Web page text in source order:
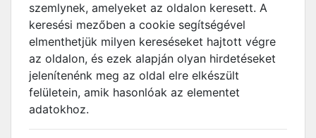
szemlynek, amelyeket az oldalon keresett. A
keresési mezőben a cookie segítségével
elmenthetjük milyen kereséseket hajtott végre
az oldalon, és ezek alapján olyan hirdetéseket
jelenítenénk meg az oldal elre elkészült
felületein, amik hasonlóak az elementet
adatokhoz.